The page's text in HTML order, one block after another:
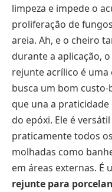
limpeza e impede o
proliferação de
areia. Ah, e o cheiro
durante a aplicação,
rejunte acrílico é uma
busca um bom
que una a
do epóxi. Ele é
praticamente todos
molhadas como
em áreas externas. É
rejunte para